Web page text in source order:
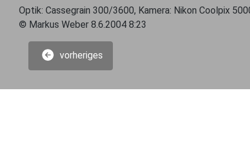
Optik: Cassegrain 300/3600, Kamera: Nikon Coolpix
© Markus Weber 8.6.2004 8:23
vorheriges